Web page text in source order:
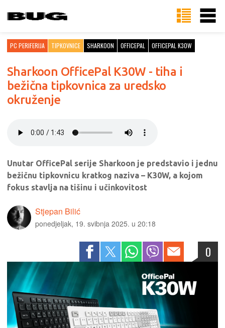
PC PERIFERIJA TIPKOVNICE SHARKOON OFFICEPAL OFFICEPAL K30W
Sharkoon OfficePal K30W - tiha i
bežična tipkovnica za uredsko
okruženje
Unutar OfficePal serije Sharkoon je predstavio i jednu
bežičnu tipkovnicu kratkog naziva – K30W, a kojom
fokus stavlja na tišinu i učinkovitost
Stjepan Bilić
ponedjeljak, 19. svibnja 2025. u 20:18
0